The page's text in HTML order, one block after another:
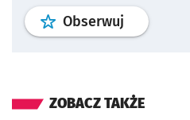
Obserwuj profil
ZOBACZ TAKŻE